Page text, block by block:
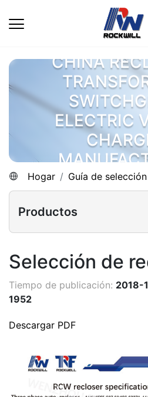
CHINA
ELECTRIC
Hogar Guía de selección
Productos
Selección de
Tiempo de publicación: 2018-
1952
Descargar PDF